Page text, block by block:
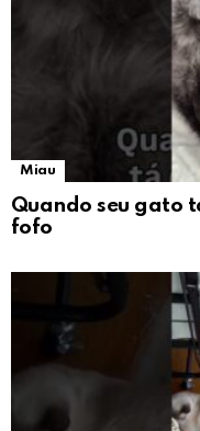
Miau
Quando seu gato
fofo